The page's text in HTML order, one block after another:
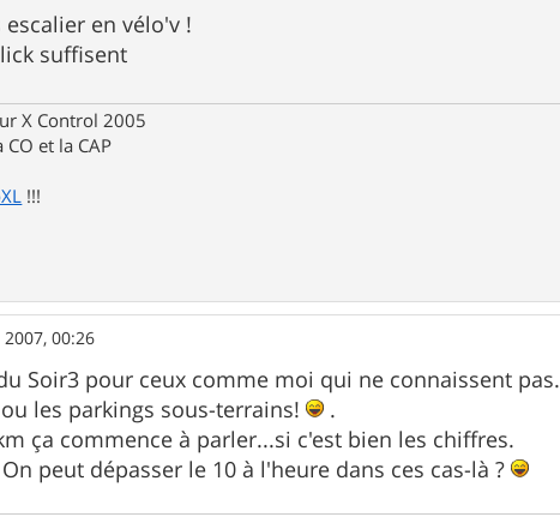
en vélo'v !
suffisent
X Control 2005
et la CAP
!!!
00:26
Soir3 pour ceux comme moi qui ne connaissent pas.
les parkings sous-terrains!
.
ça commence à parler...si c'est bien les chiffres.
On peut dépasser le 10 à l'heure dans ces cas-là ?